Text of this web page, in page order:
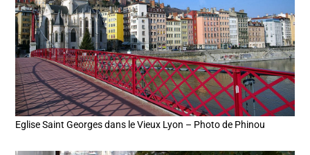
Eglise Saint Georges dans le Vieux Lyon – Photo de Phinou